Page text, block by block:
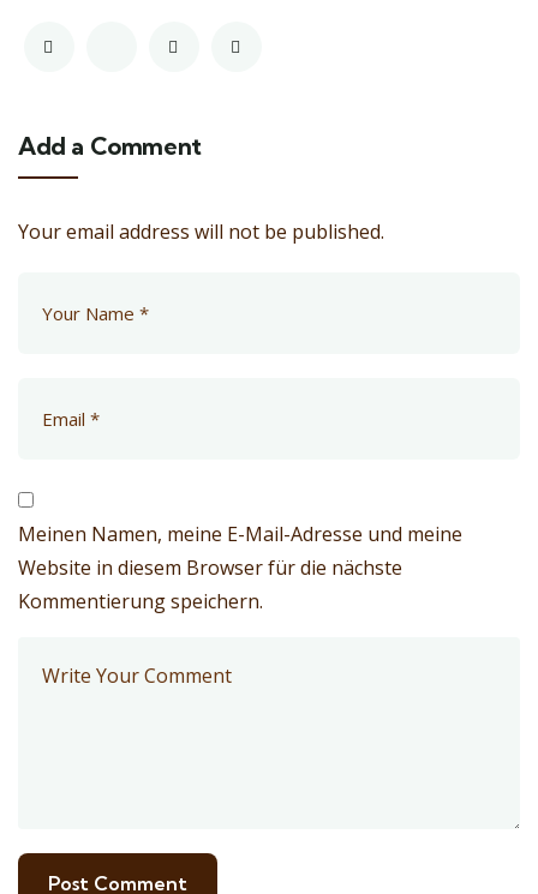
Add a Comment
Your email address will not be published.
Meinen Namen, meine E-Mail-Adresse und meine
Website in diesem Browser für die nächste
Kommentierung speichern.